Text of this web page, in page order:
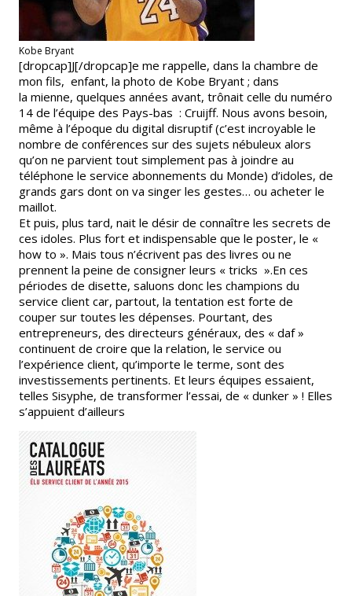
Kobe Bryant
[dropcap]J[/dropcap]e me rappelle, dans la chambre de
mon fils, enfant, la photo de Kobe Bryant ; dans
la mienne, quelques années avant, trônait celle du numéro
14 de l’équipe des Pays-bas : Cruijff. Nous avons besoin,
même à l’époque du digital disruptif (c’est incroyable le
nombre de conférences sur des sujets nébuleux alors
qu’on ne parvient tout simplement pas à joindre au
téléphone le service abonnements du Monde) d’idoles, de
grands gars dont on va singer les gestes… ou acheter le
maillot.
Et puis, plus tard, nait le désir de connaître les secrets de
ces idoles. Plus fort et indispensable que le poster, le «
how to ». Mais tous n’écrivent pas des livres ou ne
prennent la peine de consigner leurs « tricks ».En ces
périodes de disette, saluons donc les champions du
service client car, partout, la tentation est forte de
couper sur toutes les dépenses. Pourtant, des
entrepreneurs, des directeurs généraux, des « daf »
continuent de croire que la relation, le service ou
l’expérience client, qu’importe le terme, sont des
investissements pertinents. Et leurs équipes essaient,
telles Sisyphe, de transformer l’essai, de « dunker » ! Elles
s’appuient d’ailleurs